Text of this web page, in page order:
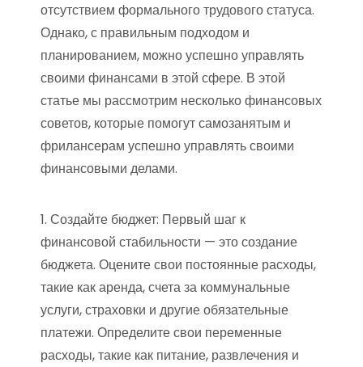
отсутствием формального трудового статуса.
Однако, с правильным подходом и
планированием, можно успешно управлять
своими финансами в этой сфере. В этой
статье мы рассмотрим несколько финансовых
советов, которые помогут самозанятым и
фрилансерам успешно управлять своими
финансовыми делами.
1. Создайте бюджет: Первый шаг к
финансовой стабильности — это создание
бюджета. Оцените свои постоянные расходы,
такие как аренда, счета за коммунальные
услуги, страховки и другие обязательные
платежи. Определите свои переменные
расходы, такие как питание, развлечения и